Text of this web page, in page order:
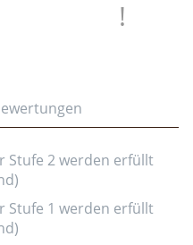
Stufe 2 werden erfüllt
Stufe 1 werden erfüllt